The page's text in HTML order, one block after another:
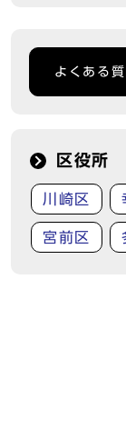
よくある
区役所
川崎区
宮前区